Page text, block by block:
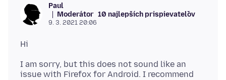
Paul
Moderátor 10 najlepších prispievateľov
9. 3. 2021 20:06
I am sorry, but this does not sound like an
issue with Firefox for Android. I recommend